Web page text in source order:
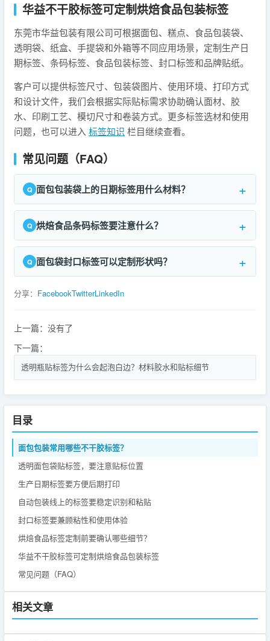
华益不干胶标签可定制烘焙食品包装标签
东莞市华益包装有限公司可根据面包、糕点、食品包装袋、
透明袋、纸盒、手提袋和外箱等不同应用场景，定制生产日
期标签、条码标签、食品包装标签、封口标签和品牌贴纸。
客户可以提供标签尺寸、包装袋图片、使用环境、打印方式
和设计文件，我们会根据实际贴标需求协助确认面材、胶
水、印刷工艺、模切尺寸和卷装方式。更多标签选材和使用
问题，也可以进入 标签知识 栏目继续查看。
常见问题（FAQ）
面包包装袋上的日期标签用什么材料？
烘焙食品条码标签要注意什么？
面包袋封口标签可以定制形状吗？
分享： FacebookTwitterLinkedIn
上一篇：没有了
下一篇：
透明瓶贴标签为什么会起泡白边？材料胶水和贴标细节
目录
面包包装常用哪些不干胶标签？
透明面包袋贴标签，要注意贴标位置
生产日期标签要方便后期打印
自动包装线上的标签要稳定识别和粘贴
封口标签要兼顾粘性和使用体验
烘焙食品标签定制前要确认哪些细节？
华益不干胶标签可定制烘焙食品包装标签
常见问题（FAQ）
相关文章